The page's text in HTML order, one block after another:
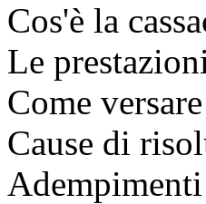
Cos'è la
Le
Come
Cause di